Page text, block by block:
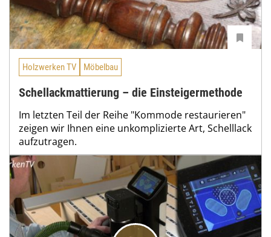
Holzwerken TV Möbelbau
Schellackmattierung – die Einsteigermethode
Im letzten Teil der Reihe "Kommode restaurieren"
zeigen wir Ihnen eine unkomplizierte Art, Schelllack
aufzutragen.